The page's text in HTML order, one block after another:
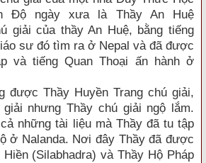
Độ ngày xưa là Thầy An Huệ
giải của thầy An Huệ, bằng tiếng
sư đó tìm ra ở Nepal và đã được
và tiếng Quan Thoại ấn hành ở
được Thầy Huyền Trang chú giải,
nhưng Thầy chú giải ngộ lắm.
những tài liệu mà Thầy đã tu tập
ở Nalanda. Nơi đây Thầy đã được
(Silabhadra) và Thầy Hộ Pháp